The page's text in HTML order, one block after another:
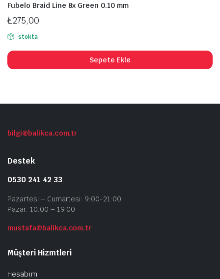
Fubelo Braid Line 8x Green 0.10 mm
₺275,00
stokta
Sepete Ekle
bilgi@balikca.com.tr
Destek
0530 241 42 33
Pazartesi – Cumartesi: 9:00-21:00
Pazar: 10:00 – 19:00
mustafa@balikca.com.tr
Müşteri Hizmtleri
Hesabım